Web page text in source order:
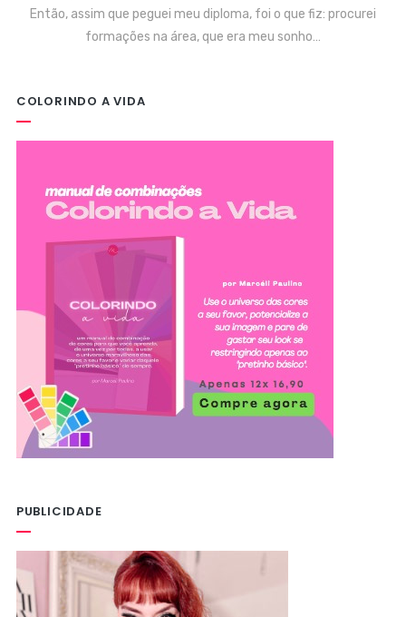
Então, assim que peguei meu diploma, foi o que fiz: procurei
formações na área, que era meu sonho…
COLORINDO A VIDA
PUBLICIDADE